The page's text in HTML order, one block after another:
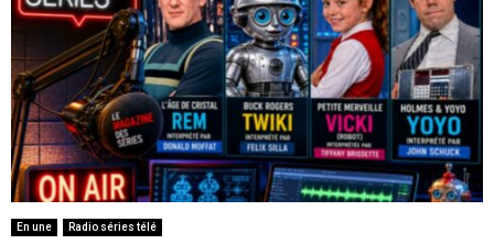
En une Radio séries télé